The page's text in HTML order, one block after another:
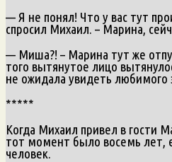
— Я не понял! Что у вас тут
спросил Михаил. – Марина,
— Миша?! – Марина тут же
того вытянутое лицо
не ожидала увидеть любимого
*****
Когда Михаил привел в гости
тот момент было восемь лет,
человек.